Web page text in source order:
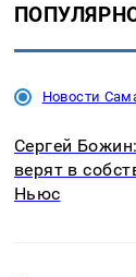
Новости
Сергей
верят в
Ньюс